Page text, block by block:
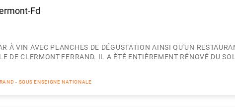
Fd
À VIN AVEC PLANCHES DE DÉGUSTATION AINSI QU'UN
DE CLERMONT-FERRAND. IL A ÉTÉ ENTIÈREMENT RÉNOVÉ DU
- SOUS ENSEIGNE NATIONALE